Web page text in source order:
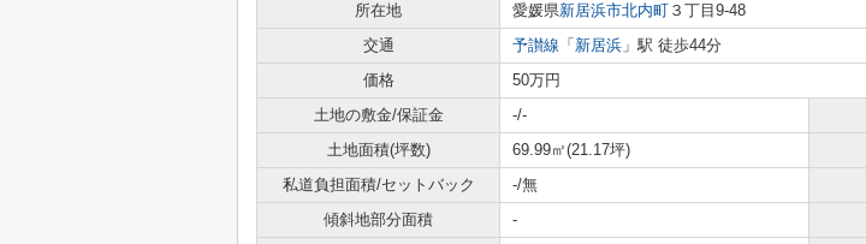
所在地 愛媛県新居浜市北内町 ３丁目9-48
交通
予讃線 「 新居浜 」駅 徒歩44分
価格
50万円
土地の敷金/保証金
-/-
土地面積(坪数)
69.99㎡(21.17坪)
私道負担面積/セットバック
-/無
傾斜地部分面積
-